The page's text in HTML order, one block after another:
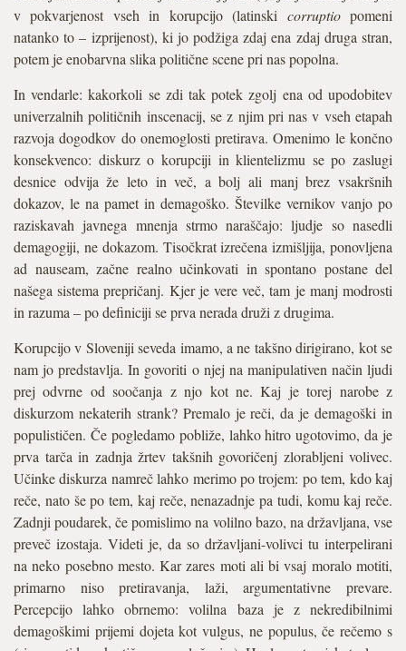
v pokvarjenost vseh in korupcijo (latinski corruptiopomeni
natanko to – izprijenost), ki jo podžiga zdaj ena zdaj druga stran,
potem je enobarvna slika politične scene pri nas popolna.
In vendarle: kakorkoli se zdi tak potek zgolj ena od upodobitev
univerzalnih političnih inscenacij, se z njim pri nas v vseh etapah
razvoja dogodkov do onemoglosti pretirava. Omenimo le končno
konsekvenco: diskurz o korupciji in klientelizmu se po zaslugi
desnice odvija že leto in več, a bolj ali manj brez vsakršnih
dokazov, le na pamet in demagoško. Številke vernikov vanjo po
raziskavah javnega mnenja strmo naraščajo: ljudje so nasedli
demagogiji, ne dokazom. Tisočkrat izrečena izmišljija, ponovljena
ad nauseam, začne realno učinkovati in spontano postane del
našega sistema prepričanj. Kjer je vere več, tam je manj modrosti
in razuma – po definiciji se prva nerada druži z drugima.
Korupcijo v Sloveniji seveda imamo, a ne takšno dirigirano, kot se
nam jo predstavlja. In govoriti o njej na manipulativen način ljudi
prej odvrne od soočanja z njo kot ne. Kaj je torej narobe z
diskurzom nekaterih strank? Premalo je reči, da je demagoški in
populističen. Če pogledamo pobliže, lahko hitro ugotovimo, da je
prva tarča in zadnja žrtev takšnih govoričenj zlorabljeni volivec.
Učinke diskurza namreč lahko merimo po trojem: po tem, kdo kaj
reče, nato še po tem, kaj reče, nenazadnje pa tudi, komu kaj reče.
Zadnji poudarek, če pomislimo na volilno bazo, na državljana, vse
preveč izostaja. Videti je, da so državljani-volivci tu interpelirani
na neko posebno mesto. Kar zares moti ali bi vsaj moralo motiti,
primarno niso pretiravanja, laži, argumentativne prevare.
Percepcijo lahko obrnemo: volilna baza je z nekredibilnimi
demagoškimi prijemi dojeta kot vulgus, ne populus, če rečemo s